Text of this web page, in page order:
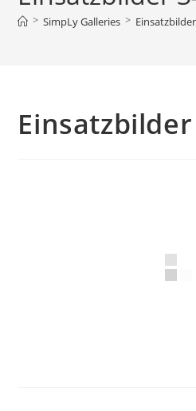
> SimpLy Galleries >